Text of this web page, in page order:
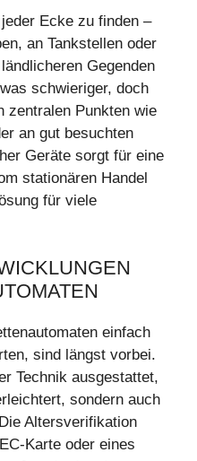
Ecke zu finden –
an Tankstellen oder
Gegenden
schwieriger, doch
zentralen Punkten wie
an gut besuchten
Geräte sorgt für eine
stationären Handel
für viele
einfach
sind längst vorbei.
Technik ausgestattet,
sondern auch
Altersverifikation
Karte oder eines